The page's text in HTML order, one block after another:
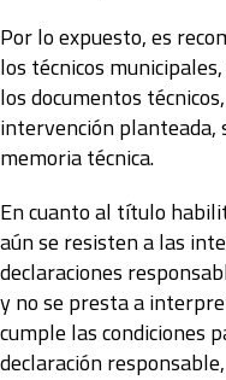
Por lo expuesto, es
los técnicos
los documentos
intervención planteada,
memoria técnica.
En cuanto al título
aún se resisten a las
declaraciones
y no se presta a
cumple las condiciones
declaración